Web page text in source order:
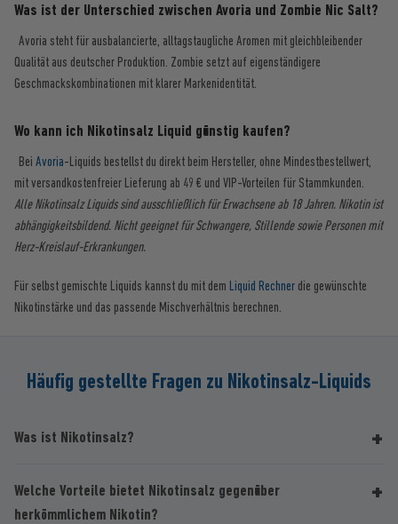
Was ist der Unterschied zwischen Avoria und Zombie Nic Salt?
Avoria steht für ausbalancierte, alltagstaugliche Aromen mit gleichbleibender
Qualität aus deutscher Produktion. Zombie setzt auf eigenständigere
Geschmackskombinationen mit klarer Markenidentität.
Wo kann ich Nikotinsalz Liquid günstig kaufen?
Bei Avoria-Liquids bestellst du direkt beim Hersteller, ohne Mindestbestellwert,
mit versandkostenfreier Lieferung ab 49 € und VIP-Vorteilen für Stammkunden.
Alle Nikotinsalz Liquids sind ausschließlich für Erwachsene ab 18 Jahren. Nikotin ist
abhängigkeitsbildend. Nicht geeignet für Schwangere, Stillende sowie Personen mit
Herz-Kreislauf-Erkrankungen.
Für selbst gemischte Liquids kannst du mit dem Liquid Rechner die gewünschte
Nikotinstärke und das passende Mischverhältnis berechnen.
Häufig gestellte Fragen zu Nikotinsalz-Liquids
Was ist Nikotinsalz?
Welche Vorteile bietet Nikotinsalz gegenüber
herkömmlichem Nikotin?